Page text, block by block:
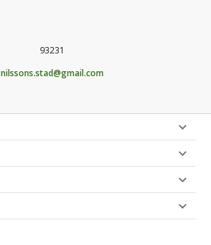
93231
nilssons.stad@gmail.com